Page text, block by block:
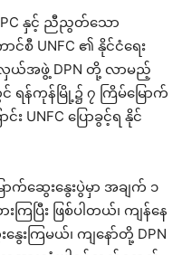
င် PC နှင့် ညီညွတ်သော
င်စီ UNFC ၏ နိုင်ငံရေး
လှယ်အဖွဲ့ DPN တို့ လာမည့်
န်ကုန်မြို့၌ ၇ ကြိမ်မြောက်
UNFC ပြောခွင့်ရ နိုင်
ာက်ဆွေးနွေးပွဲမှာ အချက် ၁
ြီး ဖြစ်ပါတယ်၊ ကျန်နေ
းကြမယ်၊ ကျနော်တို့ DPN